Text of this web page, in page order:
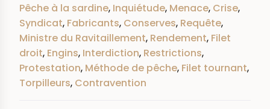
Pêche à la sardine, Inquiétude, Menace, Crise,
Syndicat, Fabricants, Conserves, Requête,
Ministre du Ravitaillement, Rendement, Filet
droit, Engins, Interdiction, Restrictions,
Protestation, Méthode de pêche, Filet tournant,
Torpilleurs, Contravention